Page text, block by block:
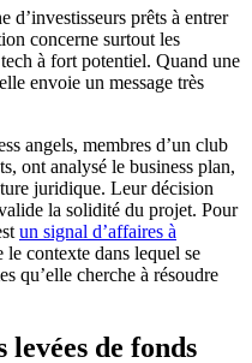
d’investisseurs prêts à entrer
concerne surtout les
à fort potentiel. Quand une
envoie un message très
angels, membres d’un club
ont analysé le business plan,
juridique. Leur décision
la solidité du projet. Pour
un signal d’affaires à
le contexte dans lequel se
qu’elle cherche à résoudre
de fonds